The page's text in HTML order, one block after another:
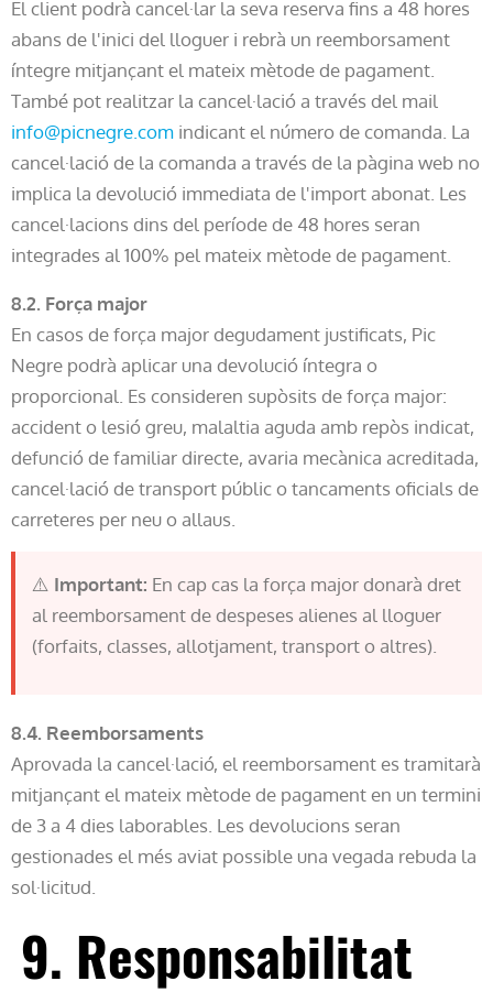
El client podrà cancel·lar la seva reserva fins a 48 hores
abans de l'inici del lloguer i rebrà un reemborsament
íntegre mitjançant el mateix mètode de pagament.
També pot realitzar la cancel·lació a través del mail
info@picnegre.com indicant el número de comanda. La
cancel·lació de la comanda a través de la pàgina web no
implica la devolució immediata de l'import abonat. Les
cancel·lacions dins del període de 48 hores seran
integrades al 100% pel mateix mètode de pagament.
8.2. Força major
En casos de força major degudament justificats, Pic
Negre podrà aplicar una devolució íntegra o
proporcional. Es consideren supòsits de força major:
accident o lesió greu, malaltia aguda amb repòs indicat,
defunció de familiar directe, avaria mecànica acreditada,
cancel·lació de transport públic o tancaments oficials de
carreteres per neu o allaus.
⚠️ Important: En cap cas la força major donarà dret
al reemborsament de despeses alienes al lloguer
(forfaits, classes, allotjament, transport o altres).
8.4. Reemborsaments
Aprovada la cancel·lació, el reemborsament es tramitarà
mitjançant el mateix mètode de pagament en un termini
de 3 a 4 dies laborables. Les devolucions seran
gestionades el més aviat possible una vegada rebuda la
sol·licitud.
9. Responsabilitat